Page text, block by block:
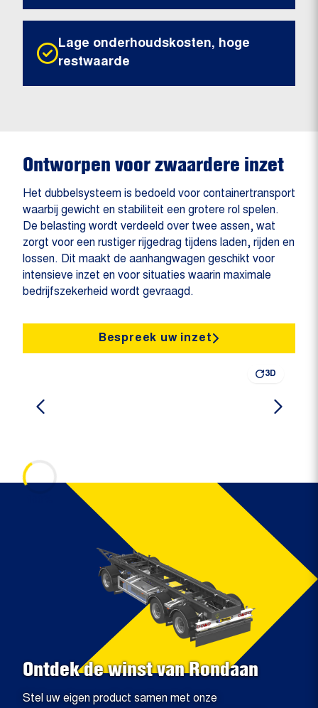
Lage onderhoudskosten, hoge
restwaarde
Ontworpen voor zwaardere inzet
Het dubbelsysteem is bedoeld voor containertransport
waarbij gewicht en stabiliteit een grotere rol spelen.
De belasting wordt verdeeld over twee assen, wat
zorgt voor een rustiger rijgedrag tijdens laden, rijden en
lossen. Dit maakt de aanhangwagen geschikt voor
intensieve inzet en voor situaties waarin maximale
bedrijfszekerheid wordt gevraagd.
Bespreek uw inzet
3D
Ontdek de winst van Rondaan
Stel uw eigen product samen met onze